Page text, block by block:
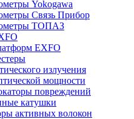
Yokogawa
Связь Прибор
ТОПАЗ
EXFO
излучения
мощности
повреждений
катушки
активных волокон